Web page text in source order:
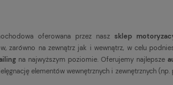
oferowana przez nasz sklep
na zewnątrz jak i wewnątrz, w celu
na najwyższym poziomie. Oferujemy najlepsze
elementów wewnętrznych i zewnętrznych